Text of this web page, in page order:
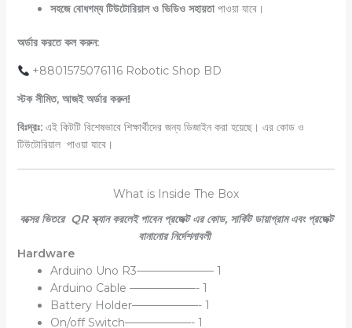
সহজে বোধগম্য টিউটোরিয়াল ও ভিডিও সহায়তাপাওয়া যাবে।
অর্ডার করতে কল করুন:
+8801575076116 Robotic Shop BD
স্টক সীমিত, আজই অর্ডার করুন!
বিঃদ্রঃ:এই কিটটি বিশেষভাবে শিক্ষার্থীদের জন্য ডিজাইন করা হয়েছে। এর কোড ও
টিউটোরিয়াল পাওয়া যাবে।
What is Inside The Box
বক্সের ভিতরে QR স্ক্যান করলেই পাবেন প্রজেক্ট এর কোড, সার্কিট ডায়াগ্রাম এবংপ্রজেক্ট
বানানোর নির্দেশনাবলী
Hardware
Arduino Uno R3——————— 1
Arduino Cable ——————- 1
Battery Holder——————- 1
On/off Switch——————- 1